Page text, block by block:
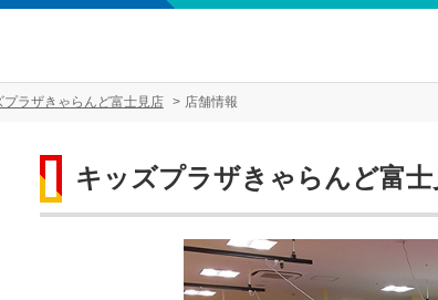
プラザきゃらんど富士見店 店舗情報
キッズプラザきゃらんど富士